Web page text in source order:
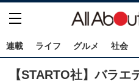
連載 ライフ グルメ 社会
【STARTO社】バラエ